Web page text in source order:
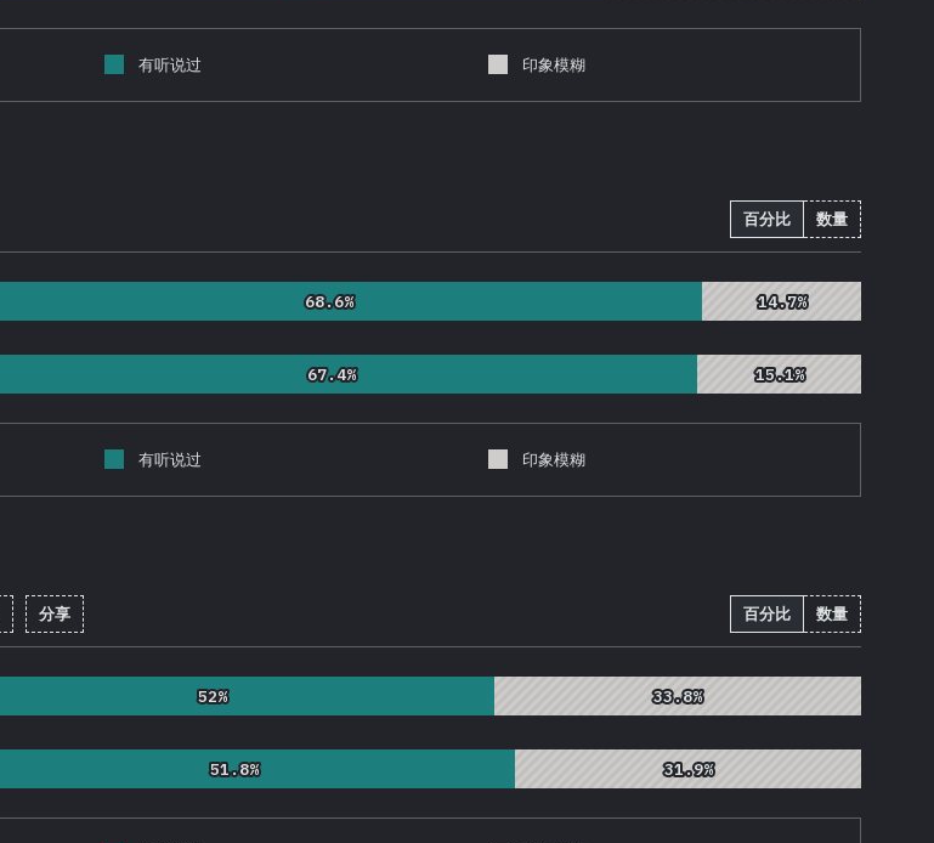
有听说过 印象模糊
百分比 数量
68.6%
68.6% 14.7%
14.7%
67.4%
67.4% 15.1%
15.1%
有听说过 印象模糊
92.2 %
分享 百分比 数量
52%
52% 33.8%
33.8%
51.8%
51.8% 31.9%
31.9%